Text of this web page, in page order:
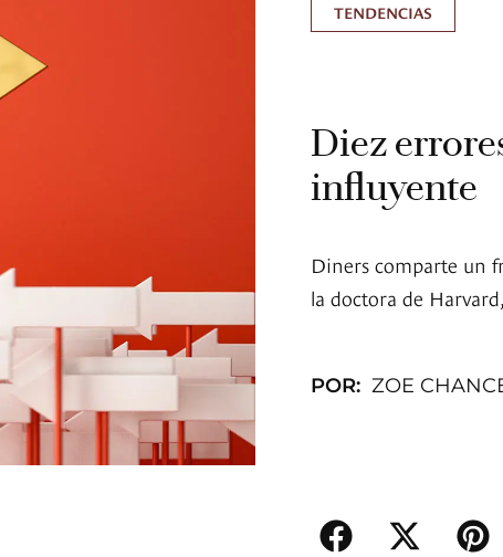
TENDENCIAS
Diez
influyente
Diners comparte un
la doctora de
POR: ZOE